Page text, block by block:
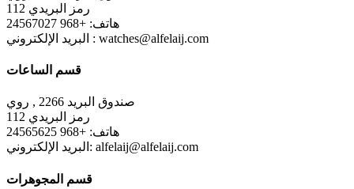
رمز البريدي 112
هاتف: +968 24567027
البريد الإلكتروني : watches@alfelaij.com
قسم الساعات
رمز البريدي 112
هاتف: +968 24565625
البريد الإلكتروني: alfelaij@alfelaij.com
قسم المجوهرات